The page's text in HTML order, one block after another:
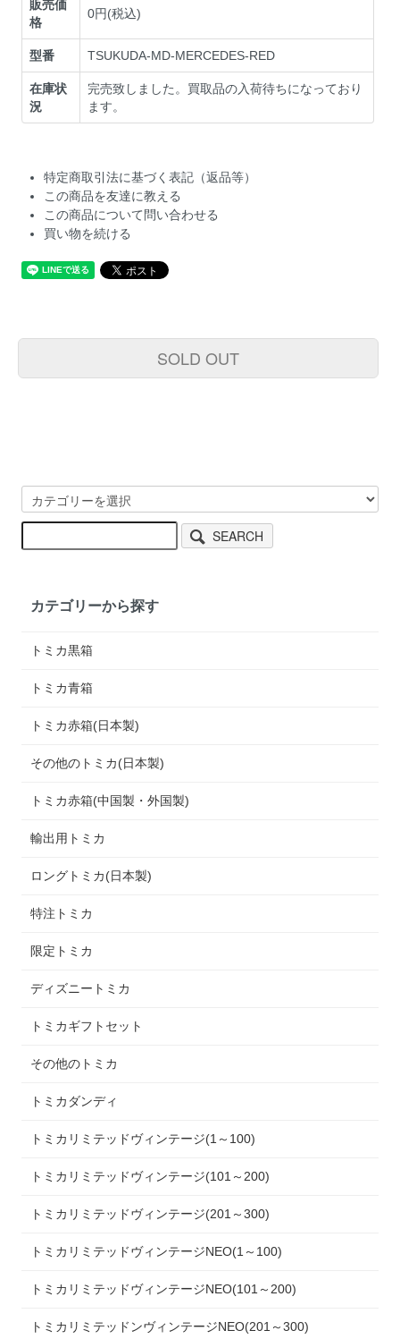
販売価
格
0円(税込)
型番 TSUKUDA-MD-MERCEDES-RED
在庫状
況
完売致しました。買取品の入荷待ちになっており
ます。
特定商取引法に基づく表記（返品等）
この商品を友達に教える
この商品について問い合わせる
買い物を続ける
SOLD OUT
SEARCH
カテゴリーから探す
トミカ黒箱
トミカ青箱
トミカ赤箱(日本製)
その他のトミカ(日本製)
トミカ赤箱(中国製・外国製)
輸出用トミカ
ロングトミカ(日本製)
特注トミカ
限定トミカ
ディズニートミカ
トミカギフトセット
その他のトミカ
トミカダンディ
トミカリミテッドヴィンテージ(1～100)
トミカリミテッドヴィンテージ(101～200)
トミカリミテッドヴィンテージ(201～300)
トミカリミテッドヴィンテージNEO(1～100)
トミカリミテッドヴィンテージNEO(101～200)
トミカリミテッドンヴィンテージNEO(201～300)